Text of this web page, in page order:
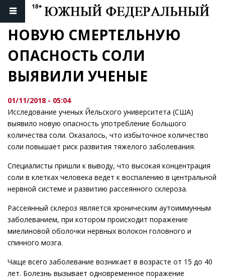
НОВУЮ СМЕРТЕЛЬНУЮ
ОПАСНОСТЬ СОЛИ
ВЫЯВИЛИ УЧЕНЫЕ
01/11/2018 - 05:04
Исследование ученых Йельского университета (США)
выявило новую опасность употребление большого
количества соли. Оказалось, что избыточное количество
соли повышает риск развития тяжелого заболевания.
Специалисты пришли к выводу, что высокая концентрация
соли в клетках человека ведет к воспалению в центральной
нервной системе и развитию рассеянного склероза.
Рассеянный склероз является хроническим аутоиммунным
заболеванием, при котором происходит поражение
миелиновой оболочки нервных волокон головного и
спинного мозга.
Чаще всего заболевание возникает в возрасте от 15 до 40
лет. Болезнь вызывает одновременное поражение